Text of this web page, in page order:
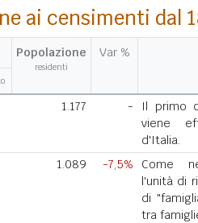
ai censimenti dal
Popolazione
residenti
Var %
1.177 -
Il primo
viene
d'Italia.
1.089 -7,5%
Come
l'unità di
di
tra